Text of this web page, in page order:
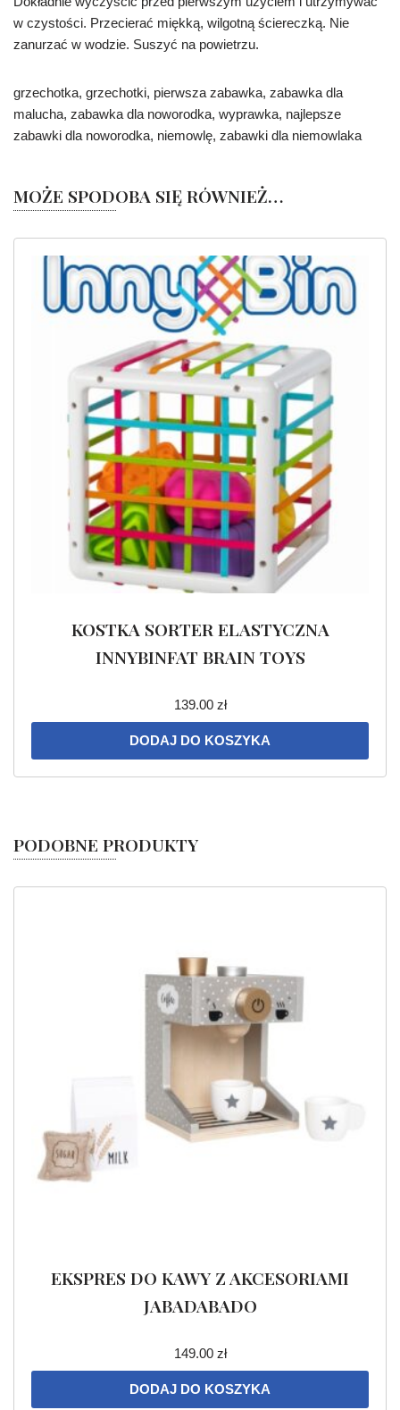
w czystości. Przecierać miękką, wilgotną ściereczką. Nie
zanurzać w wodzie. Suszyć na powietrzu.
grzechotka, grzechotki, pierwsza zabawka, zabawka dla
malucha, zabawka dla noworodka, wyprawka, najlepsze
zabawki dla noworodka, niemowlę, zabawki dla niemowlaka
MOŻE SPODOBA SIĘ RÓWNIEŻ…
KOSTKA SORTER ELASTYCZNA
INNYBINFAT BRAIN TOYS
139.00 zł
DODAJ DO KOSZYKA
PODOBNE PRODUKTY
EKSPRES DO KAWY Z AKCESORIAMI
JABADABADO
149.00 zł
DODAJ DO KOSZYKA